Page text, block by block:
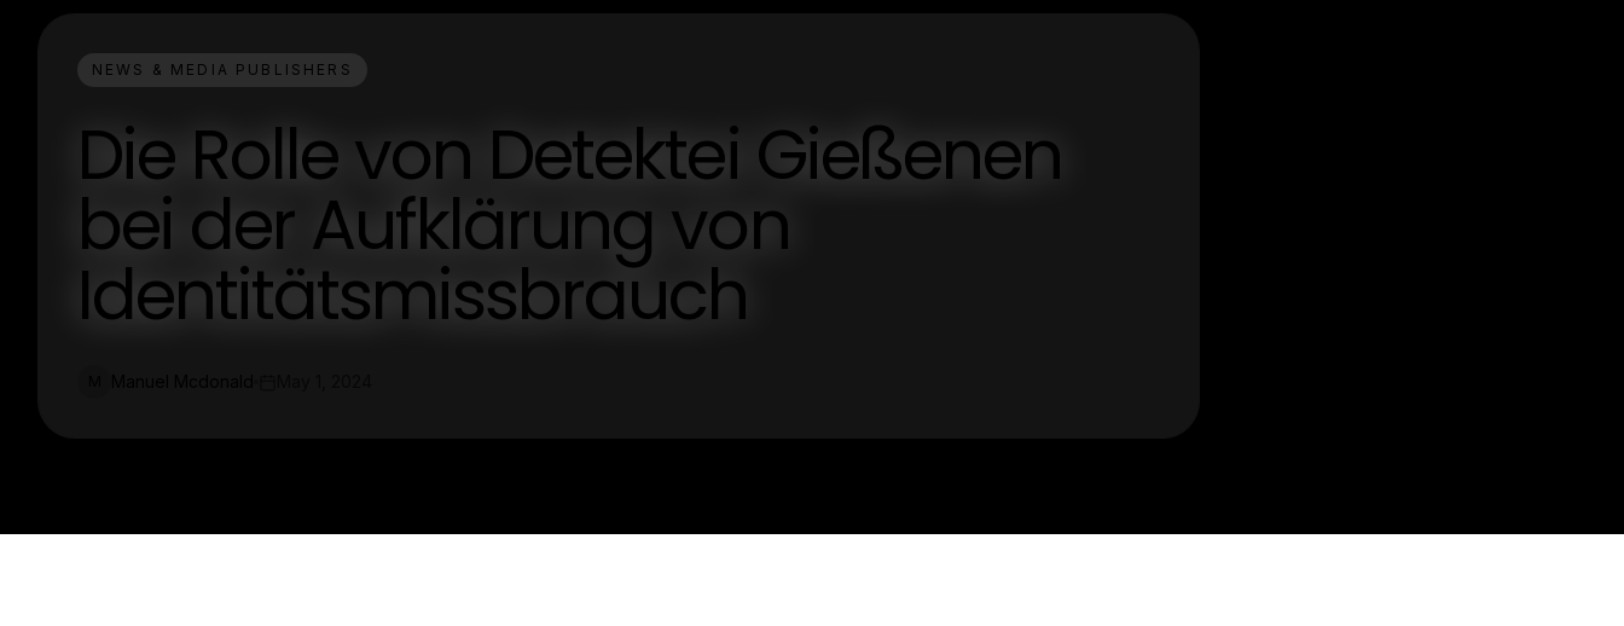
NEWS & MEDIA PUBLISHERS
Die Rolle von Detektei Gießenen
bei der Aufklärung von
Identitätsmissbrauch